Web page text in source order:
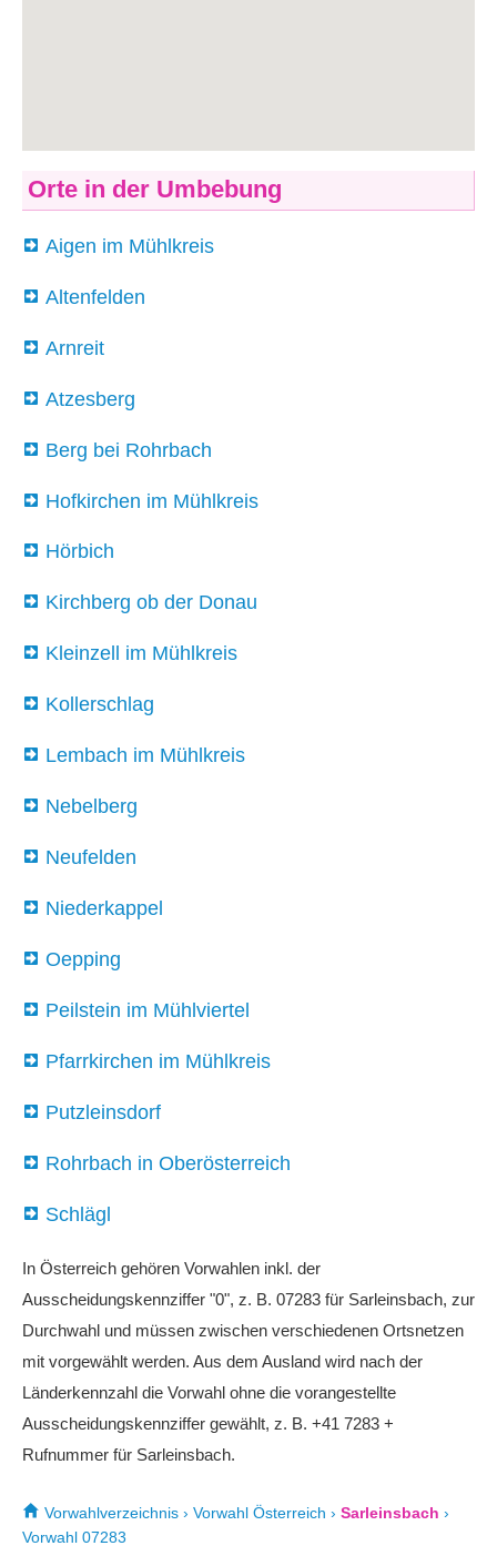
Orte in der Umbebung
Aigen im Mühlkreis
Altenfelden
Arnreit
Atzesberg
Berg bei Rohrbach
Hofkirchen im Mühlkreis
Hörbich
Kirchberg ob der Donau
Kleinzell im Mühlkreis
Kollerschlag
Lembach im Mühlkreis
Nebelberg
Neufelden
Niederkappel
Oepping
Peilstein im Mühlviertel
Pfarrkirchen im Mühlkreis
Putzleinsdorf
Rohrbach in Oberösterreich
Schlägl
In Österreich gehören Vorwahlen inkl. der
Ausscheidungskennziffer "0", z. B. 07283 für Sarleinsbach, zur
Durchwahl und müssen zwischen verschiedenen Ortsnetzen
mit vorgewählt werden. Aus dem Ausland wird nach der
Länderkennzahl die Vorwahl ohne die vorangestellte
Ausscheidungskennziffer gewählt, z. B. +41 7283 +
Rufnummer für Sarleinsbach.
Vorwahlverzeichnis › Vorwahl Österreich › Sarleinsbach ›
Vorwahl 07283